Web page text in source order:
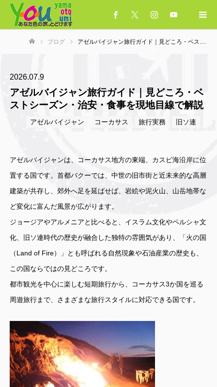
ブログ アゼルバイジャン旅行ガイド｜見どころ・ベストシーズン・治安・食事を現地目線で解説
2026.07.9
アゼルバイジャン旅行ガイド｜見どころ・ベ
ストシーズン・治安・食事を現地目線で解説
アゼルバイジャン コーカサス 旅行実務 旧ソ連
アゼルバイジャンは、コーカサス地方の東端、カスピ海沿岸に位
置する国です。首都バクーでは、中世の旧市街と近未来的な高層
建築が共存し、郊外へ足を延ばせば、岩絵や泥火山、山岳地帯な
ど変化に富んだ風景が広がります。
ジョージアやアルメニアと比べると、イスラム文化やペルシャ文
化、旧ソ連時代の歴史が融合した独特の雰囲気があり、「火の国
（Land of Fire）」とも呼ばれる自然現象や石油産業の歴史も、
この国ならではの見どころです。
都市観光を中心に楽しむ短期旅行から、コーカサス3か国を巡る
周遊旅行まで、さまざまな旅行スタイルに対応できる国です。